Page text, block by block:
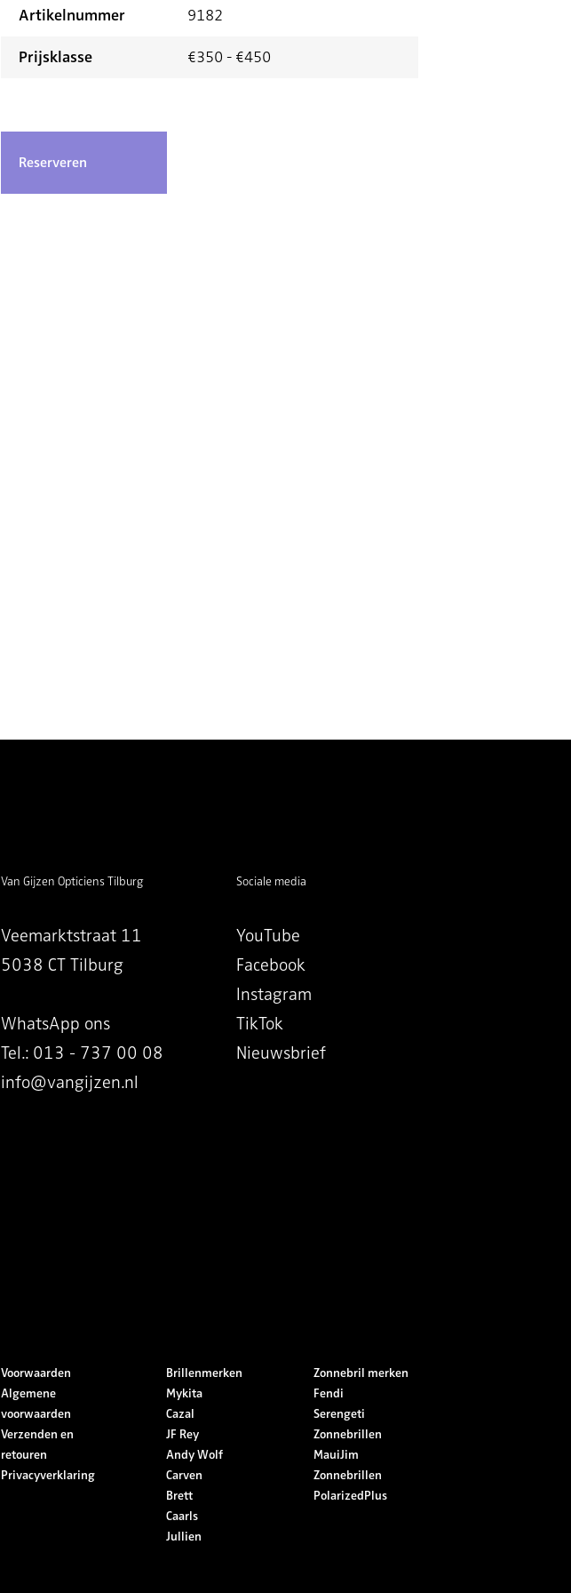
Artikelnummer 9182
Prijsklasse €350 - €450
Reserveren
Van Gijzen Opticiens Tilburg
Veemarktstraat 11
5038 CT Tilburg
WhatsApp ons
Tel.: 013 - 737 00 08
info@vangijzen.nl
Sociale media
YouTube
Facebook
Instagram
TikTok
Nieuwsbrief
Voorwaarden
Algemene
voorwaarden
Verzenden en
retouren
Privacyverklaring
Brillenmerken
Mykita
Cazal
JF Rey
Andy Wolf
Carven
Brett
Caarls
Jullien
Zonnebril merken
Fendi
Serengeti
Zonnebrillen
MauiJim
Zonnebrillen
PolarizedPlus